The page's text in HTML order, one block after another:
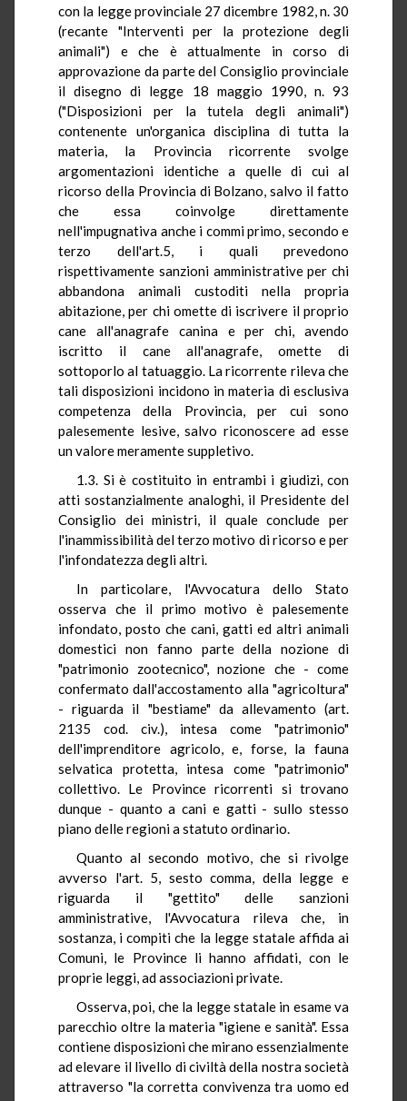
con la legge provinciale 27 dicembre 1982, n. 30
(recante "Interventi per la protezione degli
animali") e che è attualmente in corso di
approvazione da parte del Consiglio provinciale
il disegno di legge 18 maggio 1990, n. 93
("Disposizioni per la tutela degli animali")
contenente un'organica disciplina di tutta la
materia, la Provincia ricorrente svolge
argomentazioni identiche a quelle di cui al
ricorso della Provincia di Bolzano, salvo il fatto
che essa coinvolge direttamente
nell'impugnativa anche i commi primo, secondo e
terzo dell'art.5, i quali prevedono
rispettivamente sanzioni amministrative per chi
abbandona animali custoditi nella propria
abitazione, per chi omette di iscrivere il proprio
cane all'anagrafe canina e per chi, avendo
iscritto il cane all'anagrafe, omette di
sottoporlo al tatuaggio. La ricorrente rileva che
tali disposizioni incidono in materia di esclusiva
competenza della Provincia, per cui sono
palesemente lesive, salvo riconoscere ad esse
un valore meramente suppletivo.
1.3. Si è costituito in entrambi i giudizi, con
atti sostanzialmente analoghi, il Presidente del
Consiglio dei ministri, il quale conclude per
l'inammissibilità del terzo motivo di ricorso e per
l'infondatezza degli altri.
In particolare, l'Avvocatura dello Stato
osserva che il primo motivo è palesemente
infondato, posto che cani, gatti ed altri animali
domestici non fanno parte della nozione di
"patrimonio zootecnico", nozione che - come
confermato dall'accostamento alla "agricoltura"
- riguarda il "bestiame" da allevamento (art.
2135 cod. civ.), intesa come "patrimonio"
dell'imprenditore agricolo, e, forse, la fauna
selvatica protetta, intesa come "patrimonio"
collettivo. Le Province ricorrenti si trovano
dunque - quanto a cani e gatti - sullo stesso
piano delle regioni a statuto ordinario.
Quanto al secondo motivo, che si rivolge
avverso l'art. 5, sesto comma, della legge e
riguarda il "gettito" delle sanzioni
amministrative, l'Avvocatura rileva che, in
sostanza, i compiti che la legge statale affida ai
Comuni, le Province li hanno affidati, con le
proprie leggi, ad associazioni private.
Osserva, poi, che la legge statale in esame va
parecchio oltre la materia "igiene e sanità". Essa
contiene disposizioni che mirano essenzialmente
ad elevare il livello di civiltà della nostra società
attraverso "la corretta convivenza tra uomo ed